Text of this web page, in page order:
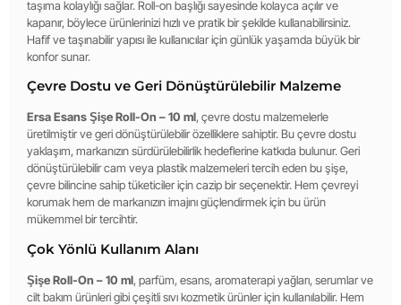
taşıma kolaylığı sağlar. Roll-on başlığı sayesinde kolayca açılır ve
kapanır, böylece ürünlerinizi hızlı ve pratik bir şekilde kullanabilirsiniz.
Hafif ve taşınabilir yapısı ile kullanıcılar için günlük yaşamda büyük bir
konfor sunar.
Çevre Dostu ve Geri Dönüştürülebilir Malzeme
Ersa Esans Şişe Roll-On – 10 ml, çevre dostu malzemelerle
üretilmiştir ve geri dönüştürülebilir özelliklere sahiptir. Bu çevre dostu
yaklaşım, markanızın sürdürülebilirlik hedeflerine katkıda bulunur. Geri
dönüştürülebilir cam veya plastik malzemeleri tercih eden bu şişe,
çevre bilincine sahip tüketiciler için cazip bir seçenektir. Hem çevreyi
korumak hem de markanızın imajını güçlendirmek için bu ürün
mükemmel bir tercihtir.
Çok Yönlü Kullanım Alanı
Şişe Roll-On – 10 ml, parfüm, esans, aromaterapi yağları, serumlar ve
cilt bakım ürünleri gibi çeşitli sıvı kozmetik ürünler için kullanılabilir. Hem